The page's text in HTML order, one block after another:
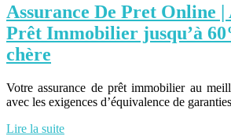
Assurance De Pret Online |
Prêt Immobilier jusqu’à
chère
Votre assurance de prêt immobilier au
avec les exigences d’équivalence de
Lire la suite